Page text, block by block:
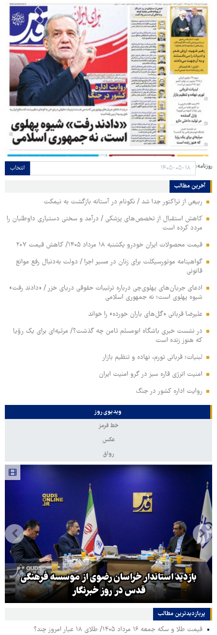
روزنامه: انتخاب
آخرین مطالب
ربیعی از تراکتور جدا شد / نکونام در آستانه بازگشت به نیمکت
کاهش استقبال از تخصص‌های پزشکی / درآمد و سختی دستیاری داوطلبان را
مردد کرده است
قیمت محصولات ایران خودرو یکشنبه ۱۸ مرداد ۱۴۰۵/ کاهش قیمت ۲۰۷
گواهینامه موتورسیکلت برای زنان در مسیر اجرا / دولت به‌دنبال رفع موانع
قانونی
ادعای جریان‌های پهلوی‌چی درباره ترتیبات حقوقی دریای خزر / «دادند رفت»
شیوه پهلوی است؛ نه جمهوری اسلامی
علیرضا قربانی «گل‌های باران خورده» را خواند
در نشست خبری باشگاه ابومسلم ثامن چه گذشت؟/ مرثیه‌ای برای یک رؤیا
که هنوز زنده است
لبنیات؛ قربانی تورم، نهاده و تنظیم بازار
امنیت انرژی قاره سبز در گرو امنیت ایران
روایت اداره کشور در جنگ
ویدیوی روز
خط قرمز
عکس
رواق
بازدید استاندار خراسان رضوی از موسسه فرهنگی
قدس در روز خبرنگار
پربازدیدترین‌ مطالب
قیمت طلا و سکه جمعه ۱۶ مرداد ۱۴۰۵/ طلای ۱۸ عیار امروز چند؟